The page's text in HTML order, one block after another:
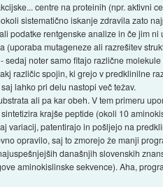
centre na proteinih (npr. aktivni
sistematično iskanje zdravila zato
podatke rentgenske analize in če jim
mutageneze ali razrešitev
noter samo fitajo različne
različic spojin, ki grejo v predklinilne
lahko pri delu nastopi več težav.
ali pa kar obeh. V tem primeru
krajše peptide (okoli 10
variacij, patentirajo in pošljejo na
opravilo, saj to zmorejo že manji
današnjih slovenskih
aminokislinske sekvence). Aha,